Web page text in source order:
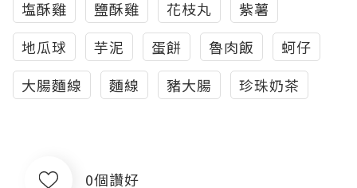
塩酥雞 鹽酥雞 花枝丸
紫薯
地瓜球
芋泥 蛋餅 魯肉飯
蚵仔
大腸麵線
麵線 豬大腸 珍珠奶茶
0個讚好